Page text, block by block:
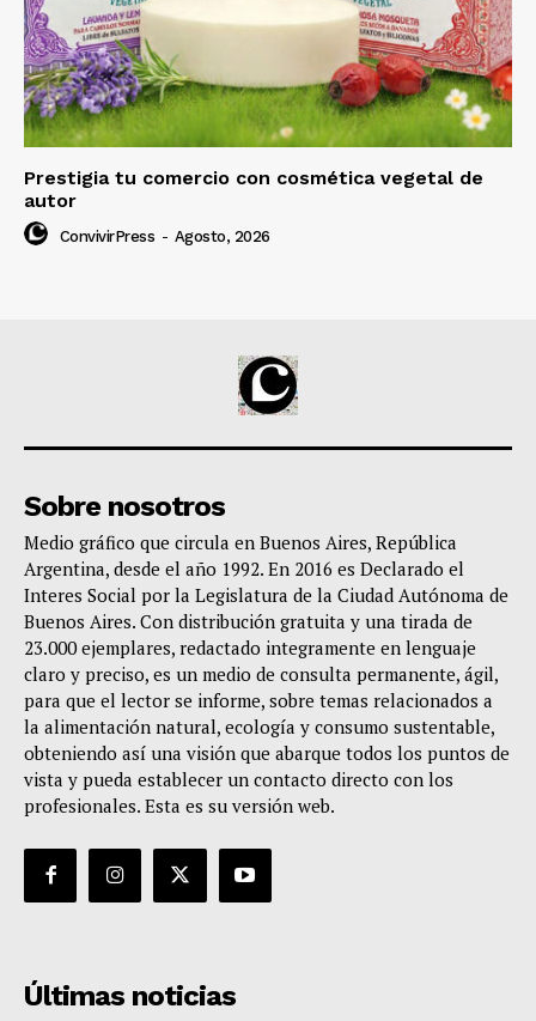
Prestigia tu comercio con cosmética vegetal de
autor
ConvivirPress - Agosto, 2026
Sobre nosotros
Medio gráfico que circula en Buenos Aires, República
Argentina, desde el año 1992. En 2016 es Declarado el
Interes Social por la Legislatura de la Ciudad Autónoma de
Buenos Aires. Con distribución gratuita y una tirada de
23.000 ejemplares, redactado integramente en lenguaje
claro y preciso, es un medio de consulta permanente, ágil,
para que el lector se informe, sobre temas relacionados a
la alimentación natural, ecología y consumo sustentable,
obteniendo así una visión que abarque todos los puntos de
vista y pueda establecer un contacto directo con los
profesionales. Esta es su versión web.
Últimas noticias